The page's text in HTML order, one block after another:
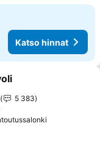
Katso hinnat
5 383